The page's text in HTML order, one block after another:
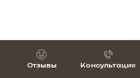
Отзывы Консультация